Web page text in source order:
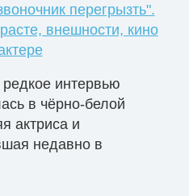
перегрызть".
внешности, кино
интервью
в чёрно-белой
актриса и
недавно в